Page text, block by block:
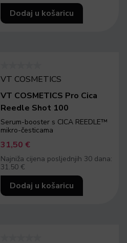
Dodaj u košaricu
VT COSMETICS
VT COSMETICS Pro Cica
Reedle Shot 100
Serum-booster s CICA REEDLE™
mikro-česticama
31,50€
Najniža cijena posljednjih 30 dana:
31.50 €
Dodaj u košaricu